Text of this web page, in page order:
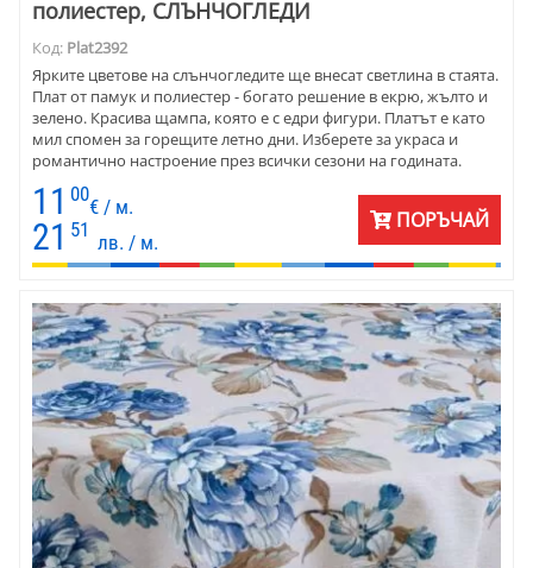
полиестер, СЛЪНЧОГЛЕДИ
Код: Plat2392
Ярките цветове на слънчогледите ще внесат светлина в стаята.
Плат от памук и полиестер - богато решение в екрю, жълто и
зелено. Красива щампа, която е с едри фигури. Платът е като
мил спомен за горещите летно дни. Изберете за украса и
романтично настроение през всички сезони на годината.
Домашен текстил за къщата, вилата и за заведение. Платът е
подходящ за пердета, покривки, карета и тишлайфери,
калъфки за декоративни възглавници. Комбинирайте с
едноцветни петна, които ще подчертаят чара на плата.
Цветовете са прекрасно съчетани с фигурите на щампата.
със супермодерни мебели.
11 00
€ / м.
21 51
лв. / м.
ПОРЪЧАЙ